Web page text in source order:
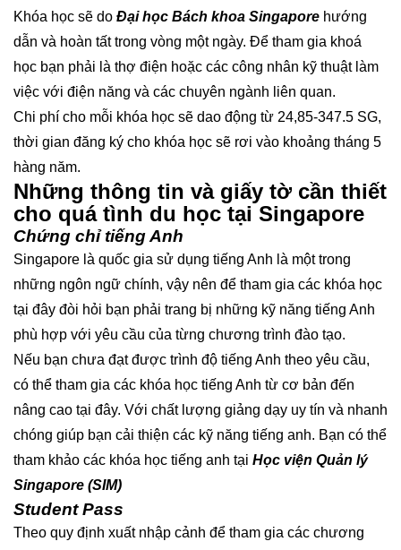
Khóa học sẽ do Đại học Bách khoa Singapore hướng
dẫn và hoàn tất trong vòng một ngày. Để tham gia khoá
học bạn phải là thợ điện hoặc các công nhân kỹ thuật làm
việc với điện năng và các chuyên ngành liên quan.
Chi phí cho mỗi khóa học sẽ dao động từ 24,85-347.5 SG,
thời gian đăng ký cho khóa học sẽ rơi vào khoảng tháng 5
hàng năm.
Những thông tin và giấy tờ cần thiết
cho quá tình du học tại Singapore
Chứng chỉ tiếng Anh
Singapore là quốc gia sử dụng tiếng Anh là một trong
những ngôn ngữ chính, vậy nên để tham gia các khóa học
tại đây đòi hỏi bạn phải trang bị những kỹ năng tiếng Anh
phù hợp với yêu cầu của từng chương trình đào tạo.
Nếu bạn chưa đạt được trình độ tiếng Anh theo yêu cầu,
có thể tham gia các khóa học tiếng Anh từ cơ bản đến
nâng cao tại đây. Với chất lượng giảng dạy uy tín và nhanh
chóng giúp bạn cải thiện các kỹ năng tiếng anh. Bạn có thể
tham khảo các khóa học tiếng anh tại Học viện Quản lý
Singapore (SIM)
Student Pass
Theo quy định xuất nhập cảnh để tham gia các chương